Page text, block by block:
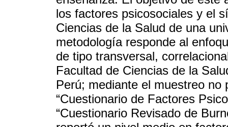
los factores psicosociales y el
Ciencias de la Salud de una
metodología responde al
de tipo transversal,
Facultad de Ciencias de la
Perú; mediante el muestreo
“Cuestionario de Factores
“Cuestionario Revisado de